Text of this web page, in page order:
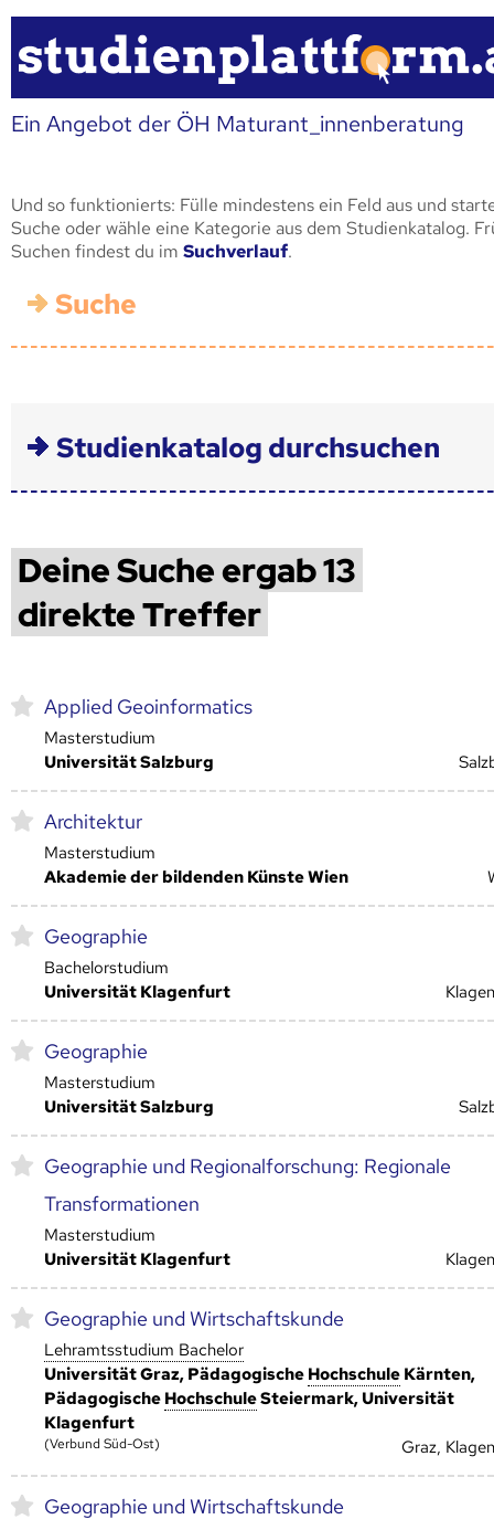
Ein Angebot der ÖH Maturant_innenberatung
Und so funktionierts: Fülle mindestens ein Feld aus und
Suche oder wähle eine Kategorie aus dem Studienkatalog.
Suchen findest du im Suchverlauf.
Suche
Studienkatalog durchsuchen
Deine Suche ergab 13
direkte Treffer
Applied Geoinformatics
Masterstudium
Universität Salzburg
Architektur
Masterstudium
Akademie der bildenden Künste Wien
Geographie
Bachelorstudium
Universität Klagenfurt
Geographie
Masterstudium
Universität Salzburg
Geographie und Regionalforschung: Regionale
Transformationen
Masterstudium
Universität Klagenfurt
Geographie und Wirtschaftskunde
Lehramtsstudium Bachelor
Universität Graz, Pädagogische Hoch­schule Kärnten,
Pädagogische Hoch­schuleSteiermark, Universität
Klagenfurt
(Verbund Süd-Ost) Graz,
Geographie und Wirtschaftskunde